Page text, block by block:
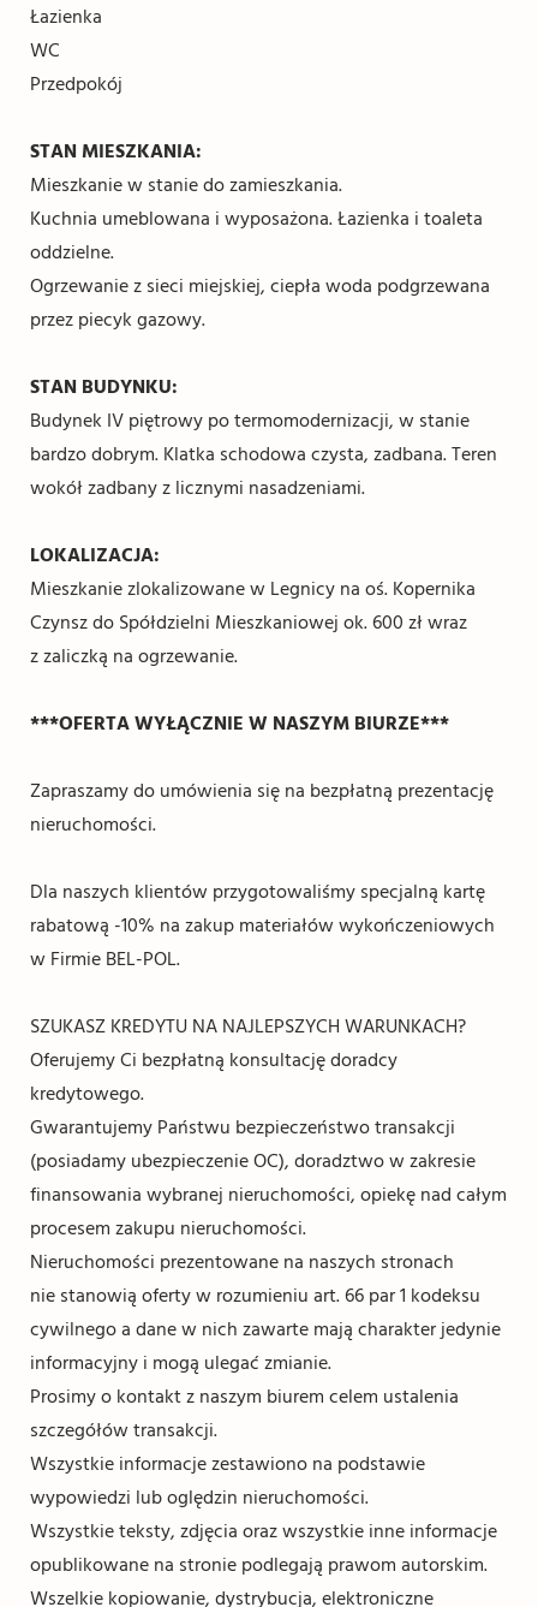
Łazienka
WC
Przedpokój
STAN MIESZKANIA:
Mieszkanie w stanie do zamieszkania.
Kuchnia umeblowana i wyposażona. Łazienka i toaleta
oddzielne.
Ogrzewanie z sieci miejskiej, ciepła woda podgrzewana
przez piecyk gazowy.
STAN BUDYNKU:
Budynek IV piętrowy po termomodernizacji, w stanie
bardzo dobrym. Klatka schodowa czysta, zadbana. Teren
wokół zadbany z licznymi nasadzeniami.
LOKALIZACJA:
Mieszkanie zlokalizowane w Legnicy na oś. Kopernika
Czynsz do Spółdzielni Mieszkaniowej ok. 600 zł wraz
z zaliczką na ogrzewanie.
***OFERTA WYŁĄCZNIE W NASZYM BIURZE***
Zapraszamy do umówienia się na bezpłatną prezentację
nieruchomości.
Dla naszych klientów przygotowaliśmy specjalną kartę
rabatową -10% na zakup materiałów wykończeniowych
w Firmie BEL-POL.
SZUKASZ KREDYTU NA NAJLEPSZYCH WARUNKACH?
Oferujemy Ci bezpłatną konsultację doradcy
kredytowego.
Gwarantujemy Państwu bezpieczeństwo transakcji
(posiadamy ubezpieczenie OC), doradztwo w zakresie
finansowania wybranej nieruchomości, opiekę nad całym
procesem zakupu nieruchomości.
Nieruchomości prezentowane na naszych stronach
nie stanowią oferty w rozumieniu art. 66 par 1 kodeksu
cywilnego a dane w nich zawarte mają charakter jedynie
informacyjny i mogą ulegać zmianie.
Prosimy o kontakt z naszym biurem celem ustalenia
szczegółów transakcji.
Wszystkie informacje zestawiono na podstawie
wypowiedzi lub oględzin nieruchomości.
Wszystkie teksty, zdjęcia oraz wszystkie inne informacje
opublikowane na stronie podlegają prawom autorskim.
Wszelkie kopiowanie, dystrybucja, elektroniczne